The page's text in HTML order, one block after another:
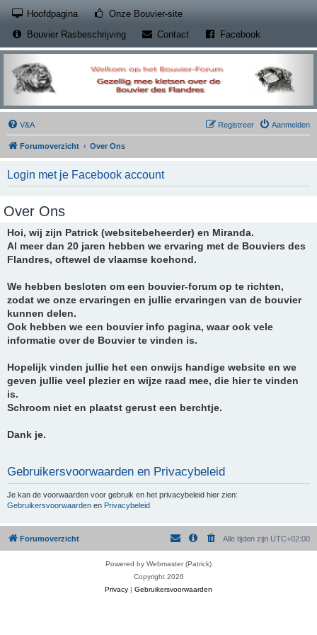
Hoofdpagina Onze Bouvier-site(Opens a new tab)
Bouvier Rasbeschrijving
Contact(Opens a new tab)
Facebook
V&A Aanmelden
Registreer
Forumoverzicht Over Ons
Login met je Facebook account
Over Ons
Hoi, wij zijn Patrick (websitebeheerder) en Miranda.
Al meer dan 20 jaren hebben we ervaring met de Bouviers des
Flandres, oftewel de vlaamse koehond.
We hebben besloten om een bouvier-forum op te richten,
zodat we onze ervaringen en jullie ervaringen van de bouvier
kunnen delen.
Ook hebben we een bouvier info pagina, waar ook vele
informatie over de Bouvier te vinden is.
Hopelijk vinden jullie het een onwijs handige website en we
geven jullie veel plezier en wijze raad mee, die hier te vinden
is.
Schroom niet en plaatst gerust een berchtje.
Dank je.
Gebruikersvoorwaarden en Privacybeleid
Je kan de voorwaarden voor gebruik en het privacybeleid hier zien:
Gebruikersvoorwaarden en Privacybeleid
Forumoverzicht Alle tijden zijn UTC+02:00
Powered by Webmaster (Patrick)
Copyright 2026
Privacy | Gebruikersvoorwaarden